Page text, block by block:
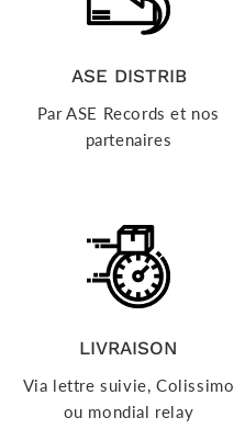
ASE DISTRIB
Par ASE Records et nos
partenaires
LIVRAISON
Via lettre suivie, Colissimo
ou mondial relay